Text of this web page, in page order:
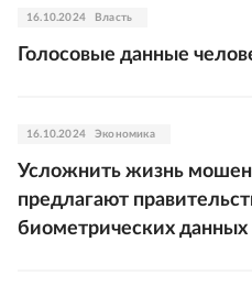
16.10.2024 Власть
Голосовые данные
16.10.2024 Экономика
Усложнить жизнь
предлагают
биометрических данных